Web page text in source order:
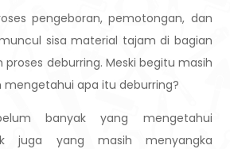
pengeboran, pemotongan, dan
sisa material tajam di bagian
deburring. Meski begitu masih
mengetahui apa itu deburring?
banyak yang mengetahui
juga yang masih menyangka